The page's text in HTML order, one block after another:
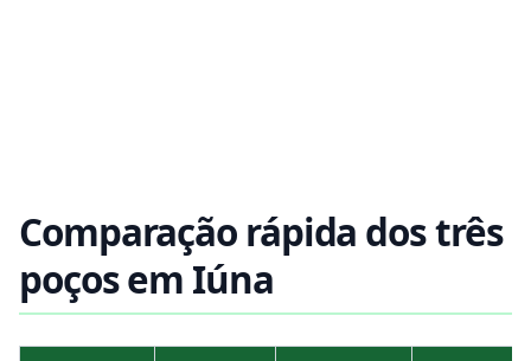
Comparação rápida dos três
poços em Iúna